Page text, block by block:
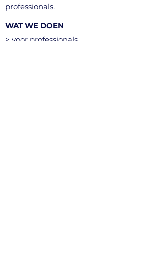
professionals.
WAT WE DOEN
> voor professionals